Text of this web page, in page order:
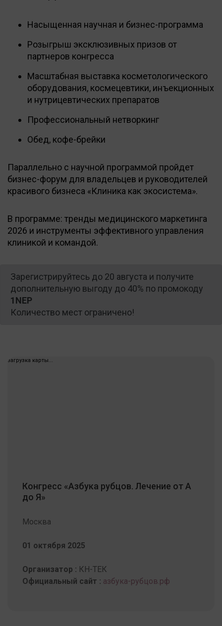
Насыщенная научная и бизнес-программа
Розыгрыш эксклюзивных призов от
партнеров конгресса
Масштабная выставка косметологического
оборудования, космецевтики, инъекционных
и нутрицевтических препаратов
Профессиональный нетворкинг
Обед, кофе-брейки
Параллельно с научной программой пройдет
бизнес-форум для владельцев и руководителей
красивого бизнеса «Клиника как экосистема».
В программе: тренды медицинского маркетинга
2026 и инструменты эффективного управления
клиникой и командой.
Зарегистрируйтесь до 20 августа и получите
дополнительную выгоду до 40% по промокоду
1NEP
Количество мест ограничено!
загрузка карты...
Конгресс «Азбука рубцов. Лечение от А
до Я»
Москва
01 октября 2025
Организатор : КН-ТЕК
Официальный сайт : азбука-рубцов.рф